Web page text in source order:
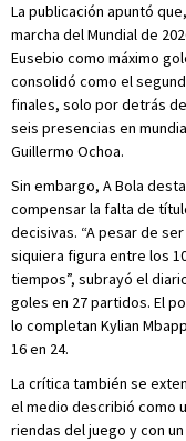
La publicación apuntó
marcha del Mundial de
Eusebio como máximo
consolidó como el
finales, solo por detrás
seis presencias en
Guillermo Ochoa.
Sin embargo, A Bola
compensar la falta de
decisivas. “A pesar de
siquiera figura entre los
tiempos”, subrayó el
goles en 27 partidos. El
lo completan Kylian
16 en 24.
La crítica también se
el medio describió como
riendas del juego y con